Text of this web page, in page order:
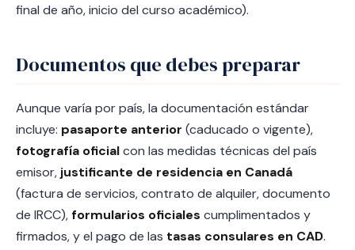
final de año, inicio del curso académico).
Documentos que debes preparar
Aunque varía por país, la documentación estándar
incluye: pasaporte anterior (caducado o vigente),
fotografía oficialcon las medidas técnicas del país
emisor, justificante de residencia en Canadá
(factura de servicios, contrato de alquiler, documento
de IRCC),formularios oficiales cumplimentados y
firmados, y el pago de las tasas consulares en CAD.